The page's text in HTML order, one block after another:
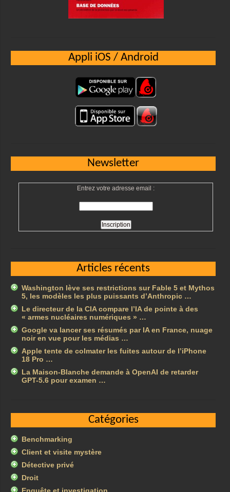
Appli iOS / Android
Newsletter
Entrez votre adresse email :
Articles récents
Washington lève ses restrictions sur Fable 5 et Mythos
5, les modèles les plus puissants d’Anthropic …
Le directeur de la CIA compare l’IA de pointe à des
« armes nucléaires numériques » …
Google va lancer ses résumés par IA en France, nuage
noir en vue pour les médias …
Apple tente de colmater les fuites autour de l’iPhone
18 Pro …
La Maison-Blanche demande à OpenAI de retarder
GPT-5.6 pour examen …
Catégories
Benchmarking
Client et visite mystère
Détective privé
Droit